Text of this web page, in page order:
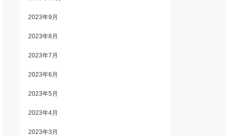
2023年9月
2023年8月
2023年7月
2023年6月
2023年5月
2023年4月
2023年3月